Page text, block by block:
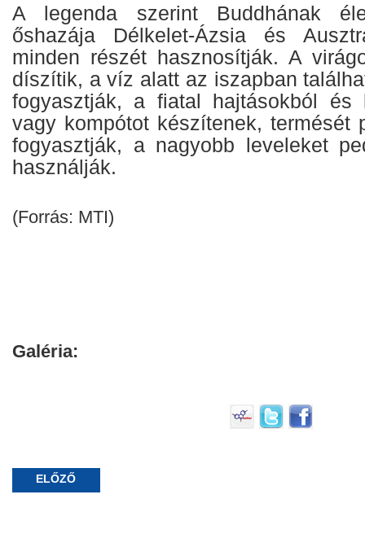
A legenda szerint Buddhának
őshazája Délkelet-Ázsia és
minden részét hasznosítják. A
díszítik, a víz alatt az iszapban
fogyasztják, a fiatal hajtásokból és
vagy kompótot készítenek, termését
fogyasztják, a nagyobb leveleket
használják.
(Forrás: MTI)
Galéria:
ELŐZŐ